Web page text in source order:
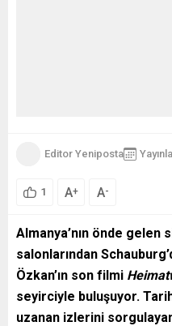
Editor Yeniposta
1 A+ A-
Almanya’nın önde gelen
salonlarından
Özkan’ın son filmi
seyirciyle buluşuyor.
uzanan izlerini